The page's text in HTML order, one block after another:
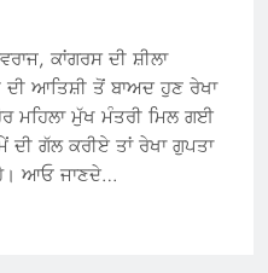
ਕਾਂਗਰਸ ਦੀ ਸ਼ੀਲਾ
ਆਤਿਸ਼ੀ ਤੋਂ ਬਾਅਦ ਹੁਣ ਰੇਖਾ
ਮਹਿਲਾ ਮੁੱਖ ਮੰਤਰੀ ਮਿਲ ਗਈ
ਗੱਲ ਕਰੀਏ ਤਾਂ ਰੇਖਾ ਗੁਪਤਾ
ਹੈ। ਆਓ ਜਾਣਦੇ…